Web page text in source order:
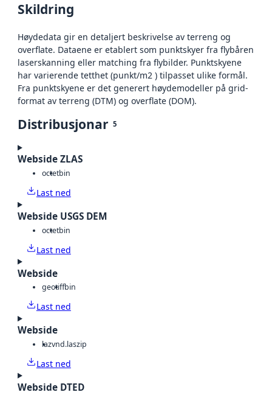
Skildring
Høydedata gir en detaljert beskrivelse av terreng og
overflate. Dataene er etablert som punktskyer fra flybåren
laserskanning eller matching fra flybilder. Punktskyene
har varierende tetthet (punkt/m2 ) tilpasset ulike formål.
Fra punktskyene er det generert høydemodeller på grid-
format av terreng (DTM) og overflate (DOM).
Distribusjonar 5
Webside ZLAS
octetbin
Last ned
Webside USGS DEM
octetbin
Last ned
Webside
geotiffbin
Last ned
Webside
lazvnd.laszip
Last ned
Webside DTED